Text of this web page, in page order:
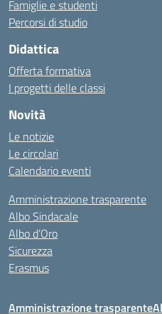
Famiglie e studenti
Percorsi di studio
Didattica
Offerta formativa
I progetti delle classi
Novità
Le notizie
Le circolari
Calendario eventi
Amministrazione trasparente
Albo Sindacale
Albo d’Oro
Sicurezza
Erasmus
Amministrazione trasparente